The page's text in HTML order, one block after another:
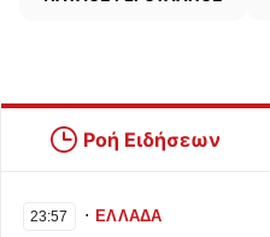
Ροή Ειδήσεων
23:57 ∙ΕΛΛΑΔΑ